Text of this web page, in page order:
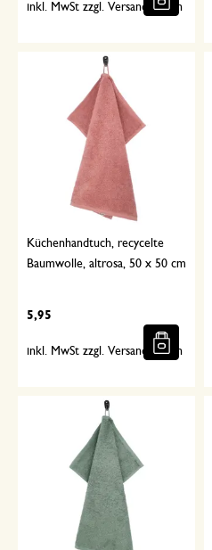
inkl. MwSt zzgl. Versandkosten
Küchenhandtuch, recycelte
Baumwolle, altrosa, 50 x 50 cm
5,95
inkl. MwSt zzgl. Versandkosten